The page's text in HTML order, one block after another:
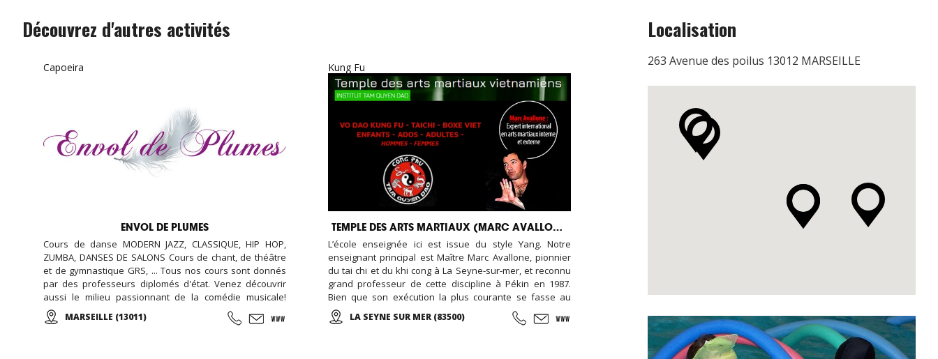
Découvrez d'autres activités
Capoeira
ENVOL DE PLUMES
Cours de danse MODERN JAZZ, CLASSIQUE, HIP HOP,
ZUMBA, DANSES DE SALONS Cours de chant, de théâtre
et de gymnastique GRS, ... Tous nos cours sont donnés
par des professeurs diplomés d'état. Venez découvrir
aussi le milieu passionnant de la comédie musicale!
Enfants, Ados et Adultes. Stages vacances,
Anniversaires, ... Cours d'essai offert !
MARSEILLE (13011)
Kung Fu
TEMPLE DES ARTS MARTIAUX (MARC AVALLONE)
L’école enseignée ici est issue du style Yang. Notre
enseignant principal est Maître Marc Avallone, pionnier
du tai chi et du khi cong à La Seyne-sur-mer, et reconnu
grand professeur de cette discipline à Pékin en 1987.
Bien que son exécution la plus courante se fasse au
ralenti avec des mouvements doux et unis entre eux, le
thai cuc quyen (taichi) peut s’exécuter de bien des
LA SEYNE SUR MER (83500)
Localisation
263 Avenue des poilus 13012 MARSEILLE